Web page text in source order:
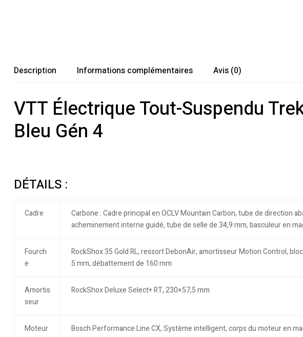
Description Informations complémentaires Avis (0)
VTT Électrique Tout-Suspendu
Bleu Gén 4
DÉTAILS :
Cadre
Carbone : Cadre principal en OCLV Mountain Carbon, tube de direction
acheminement interne guidé, tube de selle de 34,9 mm, basculeur en
Fourch
e
RockShox 35 Gold RL, ressort DebonAir, amortisseur Motion Control,
5 mm, débattement de 160 mm
Amortis
seur
RockShox Deluxe Select+ RT, 230×57,5 mm
Moteur Bosch Performance Line CX, Système intelligent, corps du moteur en